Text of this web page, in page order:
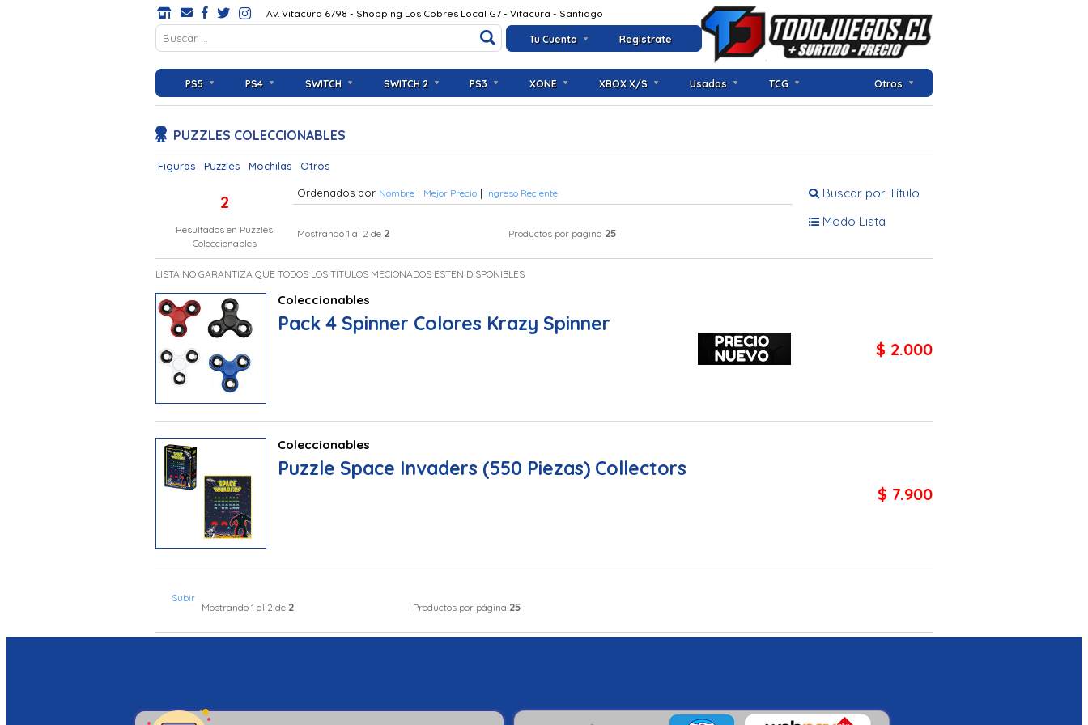
Tu Cuenta Registrate
Av. Vitacura 6798 - Shopping Los Cobres Local G7 - Vitacura - Santiago
PS5 PS4 SWITCH SWITCH 2 PS3 XONE XBOX X/S Usados TCG Otros
PUZZLES COLECCIONABLES
Figuras Puzzles Mochilas Otros
Buscar por Título
Modo Lista
2
Resultados en Puzzles
Coleccionables
Ordenados por Nombre | Mejor Precio | Ingreso Reciente
Mostrando 1 al 2 de 2 Productos por página 25
LISTA NO GARANTIZA QUE TODOS LOS TITULOS MECIONADOS ESTEN DISPONIBLES
Coleccionables
Pack 4 Spinner Colores Krazy Spinner
$ 2.000
Coleccionables
Puzzle Space Invaders (550 Piezas) Collectors
$ 7.900
Subir
Mostrando 1 al 2 de 2 Productos por página 25